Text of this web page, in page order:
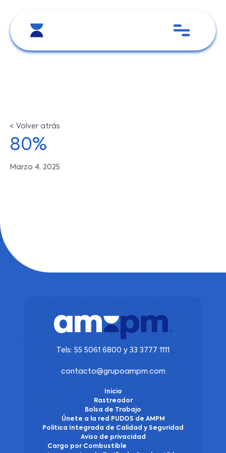
< Volver atrás
80%
Marzo 4, 2025
Tels: 55 5061 6800 y 33 3777 1111
contacto@grupoampm.com
Inicio
Rastreador
Bolsa de Trabajo
Únete a la red PUDOS de AMPM
Política Integrada de Calidad y Seguridad
Aviso de privacidad
Cargo por Combustible